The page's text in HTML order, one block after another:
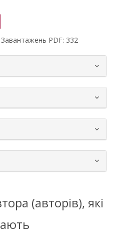
Завантажень PDF: 332
(авторів), які